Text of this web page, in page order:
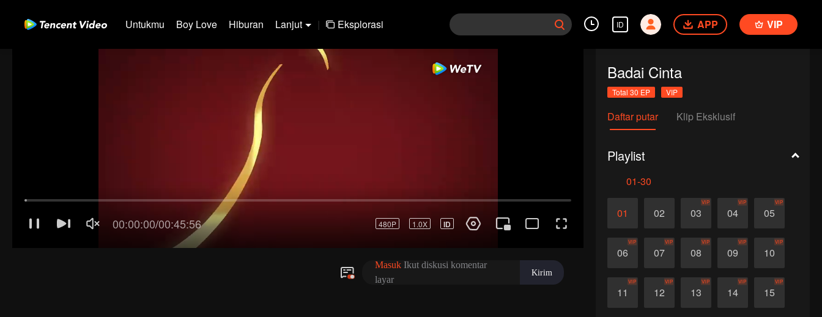
Untukmu Boy Love Hiburan Lanjut | Eksplorasi ID APP VIP
Badai Cinta
Total 30 EP VIP
Daftar putar Klip Eksklusif
Playlist
01-30
01 02 03
VIP
04
VIP
05
VIP
06
VIP
07
VIP
08
VIP
09
VIP
10
VIP
11
VIP
12
VIP
13
VIP
14
VIP
15
VIP